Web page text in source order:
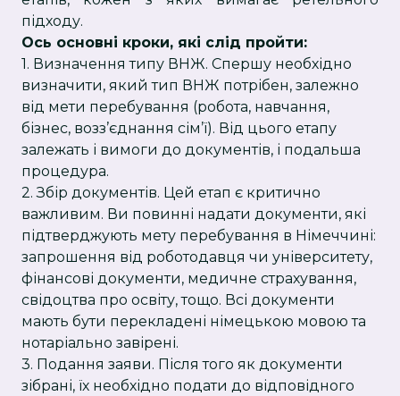
підходу.
Ось основні кроки, які слід пройти:
1. Визначення типу ВНЖ. Спершу необхідно
визначити, який тип ВНЖ потрібен, залежно
від мети перебування (робота, навчання,
бізнес, возз’єднання сім’ї). Від цього етапу
залежать і вимоги до документів, і подальша
процедура.
2. Збір документів. Цей етап є критично
важливим. Ви повинні надати документи, які
підтверджують мету перебування в Німеччині:
запрошення від роботодавця чи університету,
фінансові документи, медичне страхування,
свідоцтва про освіту, тощо. Всі документи
мають бути перекладені німецькою мовою та
нотаріально завірені.
3. Подання заяви. Після того як документи
зібрані, їх необхідно подати до відповідного